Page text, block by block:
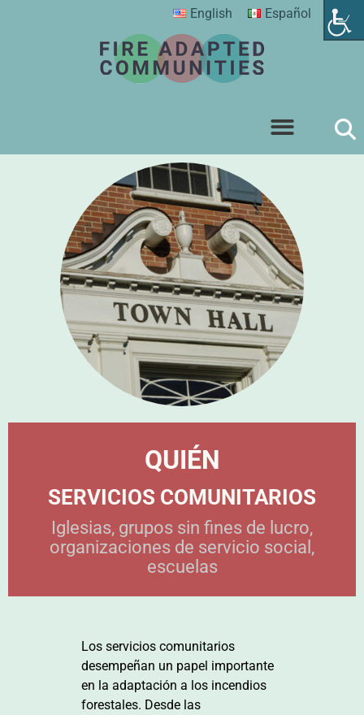
English Español
QUIÉN
SERVICIOS COMUNITARIOS
Iglesias, grupos sin fines de lucro,
organizaciones de servicio social,
escuelas
Los servicios comunitarios
desempeñan un papel importante
en la adaptación a los incendios
forestales. Desde las